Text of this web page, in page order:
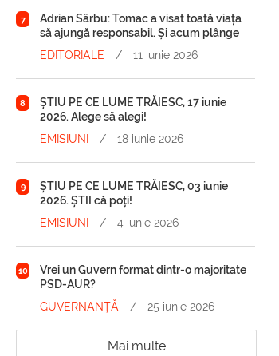
7
Adrian Sârbu: Tomac a visat toată viața
să ajungă responsabil. Și acum plânge
EDITORIALE
/ 11 iunie 2026
8
ȘTIU PE CE LUME TRĂIESC, 17 iunie
2026. Alege să alegi!
EMISIUNI
/ 18 iunie 2026
9
ȘTIU PE CE LUME TRĂIESC, 03 iunie
2026. ȘTII că poți!
EMISIUNI
/ 4 iunie 2026
10
Vrei un Guvern format dintr-o majoritate
PSD-AUR?
GUVERNANȚĂ
/ 25 iunie 2026
Mai multe